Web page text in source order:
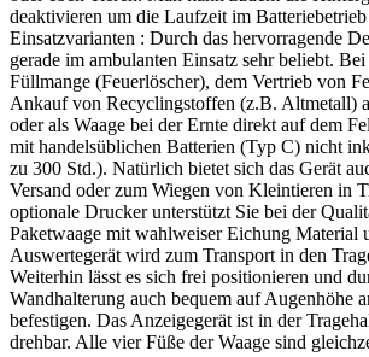
deaktivieren um die Laufzeit im
Einsatzvarianten : Durch das hervorragende
gerade im ambulanten Einsatz sehr beliebt.
Füllmange (Feuerlöscher), dem Vertrieb von
Ankauf von Recyclingstoffen (z.B. Altmetall)
oder als Waage bei der Ernte direkt auf dem
mit handelsüblichen Batterien (Typ C) nicht
zu 300 Std.). Natürlich bietet sich das Gerät
Versand oder zum Wiegen von Kleintieren in
optionale Drucker unterstützt Sie bei der
Paketwaage mit wahlweiser Eichung Material
Auswertegerät wird zum Transport in den
Weiterhin lässt es sich frei positionieren und
Wandhalterung auch bequem auf Augenhöhe
befestigen. Das Anzeigegerät ist in der
drehbar. Alle vier Füße der Waage sind